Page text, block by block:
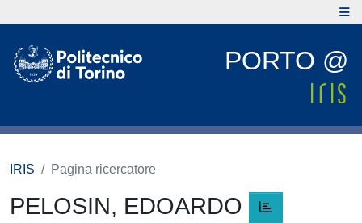
PORTO @
IRIS Pagina ricercatore
PELOSIN, EDOARDO